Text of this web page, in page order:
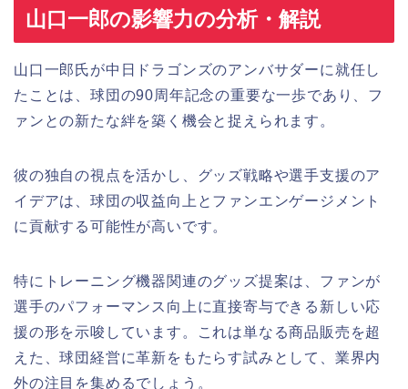
山口一郎の影響力の分析・解説
山口一郎氏が中日ドラゴンズのアンバサダーに就任し
たことは、球団の90周年記念の重要な一歩であり、フ
ァンとの新たな絆を築く機会と捉えられます。
彼の独自の視点を活かし、グッズ戦略や選手支援のア
イデアは、球団の収益向上とファンエンゲージメント
に貢献する可能性が高いです。
特にトレーニング機器関連のグッズ提案は、ファンが
選手のパフォーマンス向上に直接寄与できる新しい応
援の形を示唆しています。これは単なる商品販売を超
えた、球団経営に革新をもたらす試みとして、業界内
外の注目を集めるでしょう。